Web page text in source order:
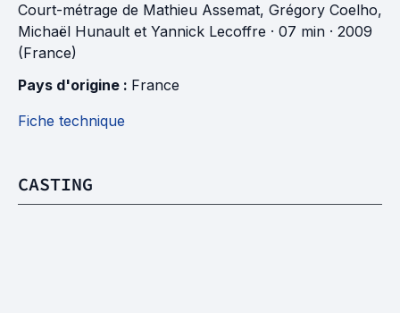
Court-métrage de Mathieu Assemat, Grégory Coelho,
Michaël Hunault et Yannick Lecoffre · 07 min · 2009
(France)
Pays d'origine : France
Fiche technique
CASTING